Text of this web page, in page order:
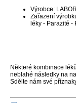
Výrobce:
Zařazení
léky - Parazité -
Některé kombinace
neblahé následky na
Sdělte nám své